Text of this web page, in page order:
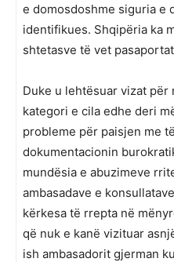
e domosdoshme siguria e
identifikues. Shqipëria ka
shtetasve të vet
Duke u lehtësuar vizat për
kategori e cila edhe deri
probleme për paisjen me
dokumentacionin
mundësia e abuzimeve
ambasadave e
kërkesa të rrepta në
që nuk e kanë vizituar
ish ambasadorit gjerman